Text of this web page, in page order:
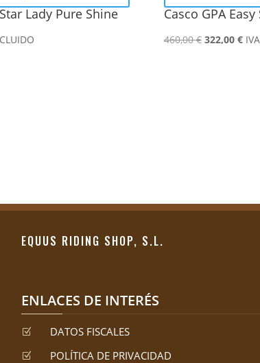
Lady Pure Shine Casco GPA
460,00€ El
322,00 €El
página
EQUUS RIDING SHOP, S.L.
ENLACES DE INTERÉS
Z DATOS FISCALES
Z POLÍTICA DE PRIVACIDAD